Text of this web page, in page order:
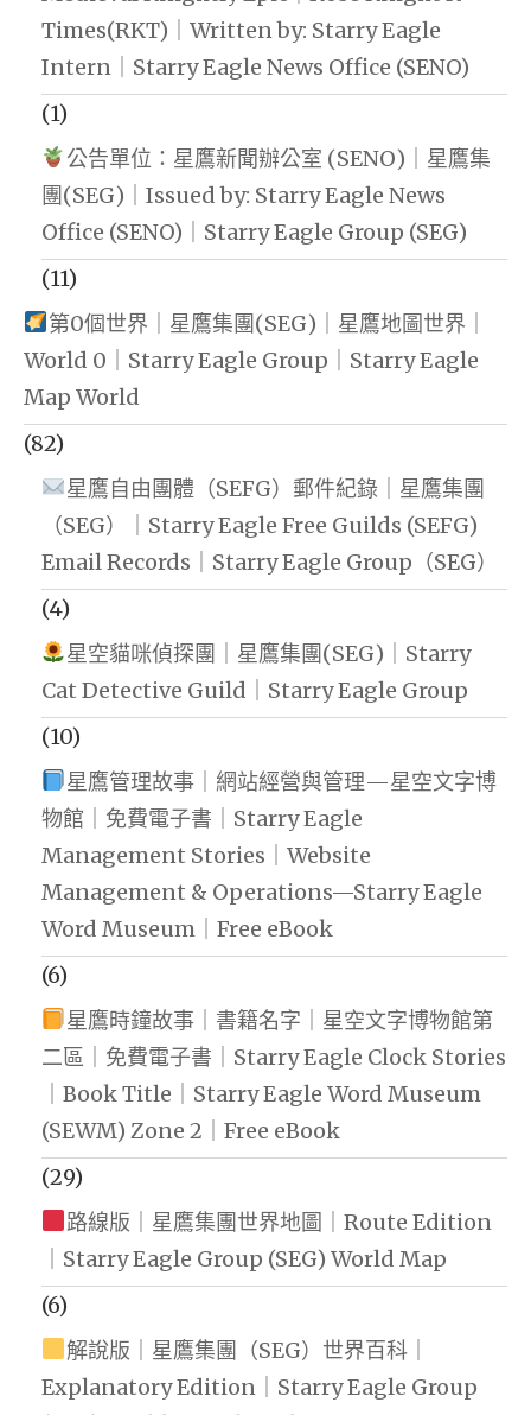
Times(RKT)｜Written by: Starry Eagle
Intern｜Starry Eagle News Office (SENO)
(1)
公告單位：星鷹新聞辦公室 (SENO)｜星鷹集
團(SEG)｜Issued by: Starry Eagle News
Office (SENO)｜Starry Eagle Group (SEG)
(11)
第0個世界｜星鷹集團(SEG)｜星鷹地圖世界｜
World 0｜Starry Eagle Group｜Starry Eagle
Map World
(82)
星鷹自由團體（SEFG）郵件紀錄｜星鷹集團
（SEG）｜Starry Eagle Free Guilds (SEFG)
Email Records｜Starry Eagle Group（SEG）
(4)
星空貓咪偵探團｜星鷹集團(SEG)｜Starry
Cat Detective Guild｜Starry Eagle Group
(10)
星鷹管理故事｜網站經營與管理—星空文字博
物館｜免費電子書｜Starry Eagle
Management Stories｜Website
Management & Operations—Starry Eagle
Word Museum｜Free eBook
(6)
星鷹時鐘故事｜書籍名字｜星空文字博物館第
二區｜免費電子書｜Starry Eagle Clock Stories
｜Book Title｜Starry Eagle Word Museum
(SEWM) Zone 2｜Free eBook
(29)
路線版｜星鷹集團世界地圖｜Route Edition
｜Starry Eagle Group (SEG) World Map
(6)
解說版｜星鷹集團（SEG）世界百科｜
Explanatory Edition｜Starry Eagle Group